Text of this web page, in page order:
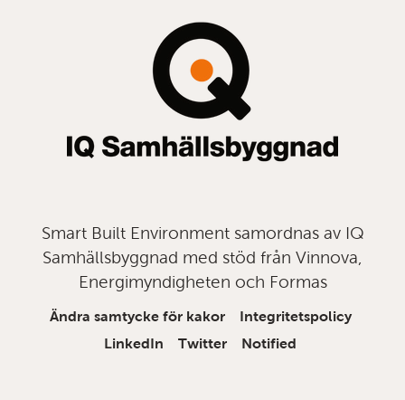
Smart Built Environment samordnas av IQ
Samhällsbyggnad med stöd från Vinnova,
Energimyndigheten och Formas
Ändra samtycke för kakor
Integritetspolicy
LinkedIn
Twitter Notified